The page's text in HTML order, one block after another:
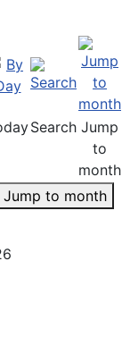
Search Jump
to
month
Jump to month